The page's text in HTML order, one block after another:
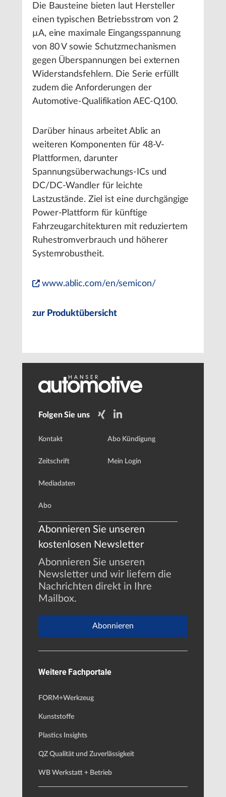
Die Bausteine bieten laut Hersteller
einen typischen Betriebsstrom von 2
µA, eine maximale Eingangsspannung
von 80 V sowie Schutzmechanismen
gegen Überspannungen bei externen
Widerstandsfehlern. Die Serie erfüllt
zudem die Anforderungen der
Automotive-Qualifikation AEC-Q100.
Darüber hinaus arbeitet Ablic an
weiteren Komponenten für 48-V-
Plattformen, darunter
Spannungsüberwachungs-ICs und
DC/DC-Wandler für leichte
Lastzustände. Ziel ist eine durchgängige
Power-Plattform für künftige
Fahrzeugarchitekturen mit reduziertem
Ruhestromverbrauch und höherer
Systemrobustheit.
www.ablic.com/en/semicon/
zur Produktübersicht
Folgen Sie uns
Kontakt
Zeitschrift
Mediadaten
Abo
Abo Kündigung
Mein Login
Abonnieren Sie unseren
kostenlosen Newsletter
Abonnieren Sie unseren
Newsletter und wir liefern die
Nachrichten direkt in Ihre
Mailbox.
Abonnieren
Weitere Fachportale
FORM+Werkzeug
Kunststoffe
Plastics Insights
QZ Qualität und Zuverlässigkeit
WB Werkstatt + Betrieb